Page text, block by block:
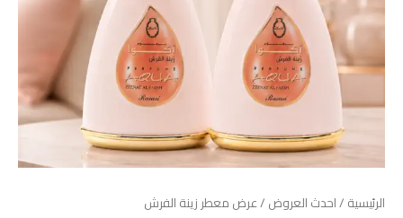
الرئيسية /احدث العروض / عرض معطر زينة الفرش